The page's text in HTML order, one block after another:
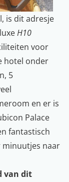
is dit adresje
H10
voor
hotel onder
5
en er is
Palace
fantastisch
minuutjes naar
van dit